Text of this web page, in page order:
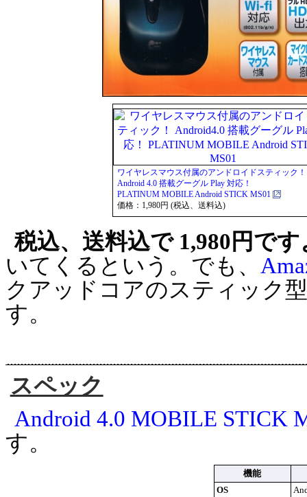
ワイヤレスマウス付属のアンドロイドスティック！
Android 4.0 搭載グーグル Play 対応！
PLATINUM MOBILE Android STICK MS01
価格：1,980円 (税込、送料込)
税込、送料込で 1,980円です
いてくるという。でも、
クアッドコアのスティック
す。
スペック
Android 4.0 MOBILE STICK
す。
機能
OS